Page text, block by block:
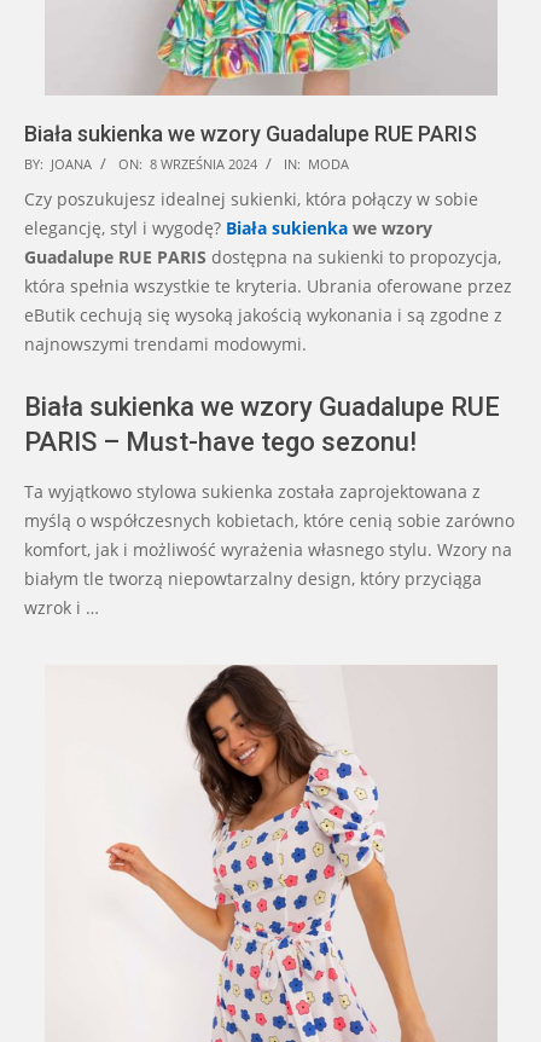
Biała sukienka we wzory Guadalupe RUE PARIS
2024-
09-
08
BY: JOANA ON: 8 WRZEŚNIA 2024 IN: MODA
Czy poszukujesz idealnej sukienki, która połączy w sobie
elegancję, styl i wygodę? Biała sukienka we wzory
Guadalupe RUE PARIS dostępna na sukienki to propozycja,
która spełnia wszystkie te kryteria. Ubrania oferowane przez
eButik cechują się wysoką jakością wykonania i są zgodne z
najnowszymi trendami modowymi.
Biała sukienka we wzory Guadalupe RUE
PARIS – Must-have tego sezonu!
Ta wyjątkowo stylowa sukienka została zaprojektowana z
myślą o współczesnych kobietach, które cenią sobie zarówno
komfort, jak i możliwość wyrażenia własnego stylu. Wzory na
białym tle tworzą niepowtarzalny design, który przyciąga
wzrok i …